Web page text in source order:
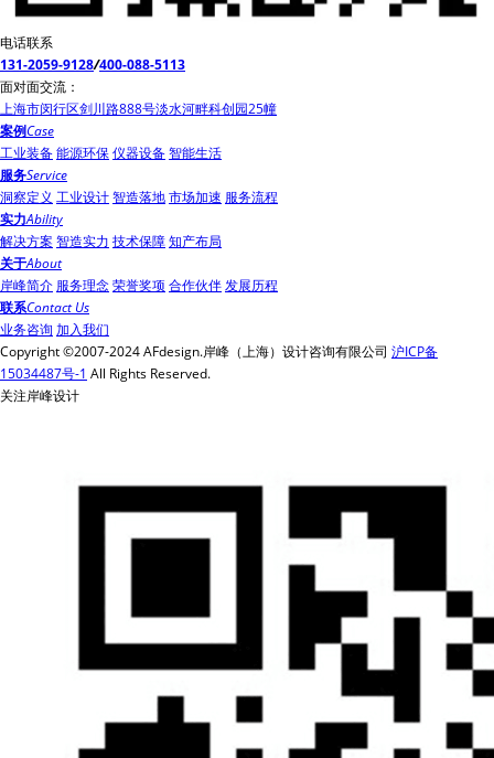
电话联系
131-2059-9128/400-088-5113
面对面交流：
上海市闵行区剑川路888号淡水河畔科创园25幢
案例Case
工业装备能源环保仪器设备智能生活
服务Service
洞察定义 工业设计智造落地市场加速 服务流程
实力Ability
解决方案 智造实力 技术保障知产布局
关于About
岸峰简介 服务理念荣誉奖项合作伙伴发展历程
联系Contact Us
业务咨询 加入我们
Copyright ©2007-2024 AFdesign.岸峰（上海）设计咨询有限公司 沪ICP备
15034487号-1 All Rights Reserved.
关注岸峰设计